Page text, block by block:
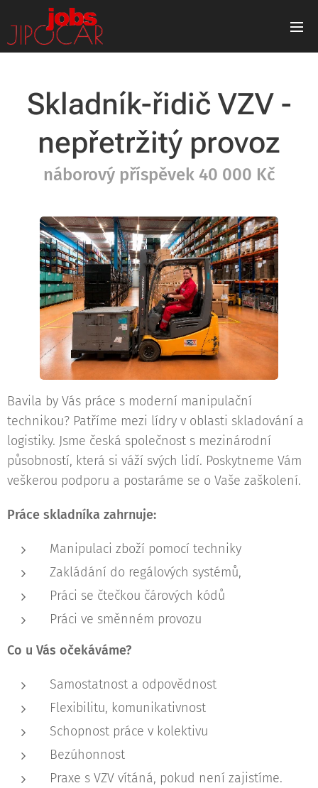
Skladník-řidič VZV -
nepřetržitý provoz
náborový příspěvek 40 000 Kč
Bavila by Vás práce s moderní manipulační
technikou? Patříme mezi lídry v oblasti skladování a
logistiky. Jsme česká společnost s mezinárodní
působností, která si váží svých lidí. Poskytneme Vám
veškerou podporu a postaráme se o Vaše zaškolení.
Práce skladníka zahrnuje:
Manipulaci zboží pomocí techniky
Zakládání do regálových systémů,
Práci se čtečkou čárových kódů
Práci ve směnném provozu
Co u Vás očekáváme?
Samostatnost a odpovědnost
Flexibilitu, komunikativnost
Schopnost práce v kolektivu
Bezúhonnost
Praxe s VZV vítáná, pokud není zajistíme.